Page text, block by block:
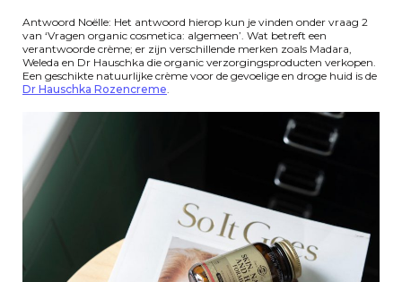
Antwoord Noëlle: Het antwoord hierop kun je vinden onder vraag 2
van ‘Vragen organic cosmetica: algemeen’. Wat betreft een
verantwoorde crème; er zijn verschillende merken zoals Madara,
Weleda en Dr Hauschka die organic verzorgingsproducten verkopen.
Een geschikte natuurlijke crème voor de gevoelige en droge huid is de
Dr Hauschka Rozencreme